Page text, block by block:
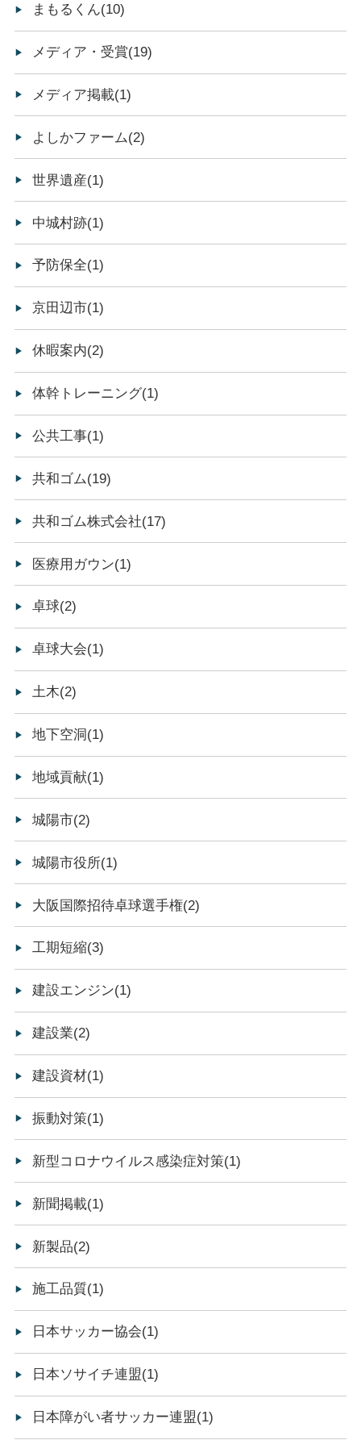
まもるくん(10)
メディア・受賞(19)
メディア掲載(1)
よしかファーム(2)
世界遺産(1)
中城村跡(1)
予防保全(1)
京田辺市(1)
休暇案内(2)
体幹トレーニング(1)
公共工事(1)
共和ゴム(19)
共和ゴム株式会社(17)
医療用ガウン(1)
卓球(2)
卓球大会(1)
土木(2)
地下空洞(1)
地域貢献(1)
城陽市(2)
城陽市役所(1)
大阪国際招待卓球選手権(2)
工期短縮(3)
建設エンジン(1)
建設業(2)
建設資材(1)
振動対策(1)
新型コロナウイルス感染症対策(1)
新聞掲載(1)
新製品(2)
施工品質(1)
日本サッカー協会(1)
日本ソサイチ連盟(1)
日本障がい者サッカー連盟(1)